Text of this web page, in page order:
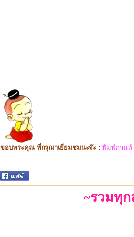
ขอบพระคุณ ที่กรุณาเยี่ยมชมนะจ๊ะ : พิมพ์กานท์
~รวมทุ